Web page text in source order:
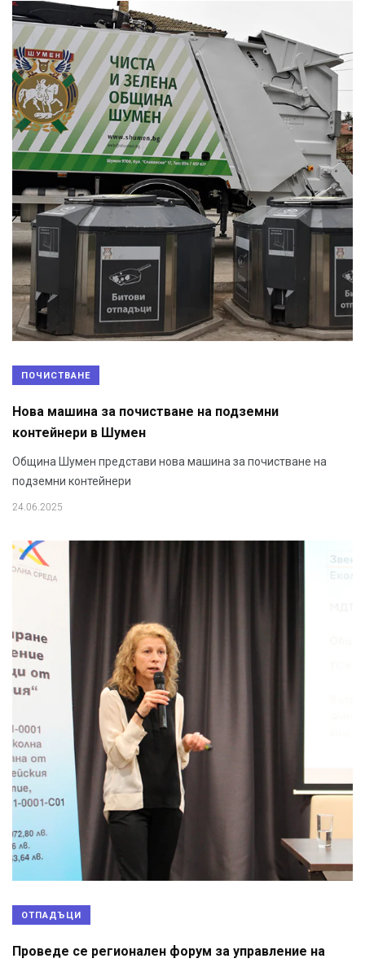
ПОЧИСТВАНЕ
Нова машина за почистване на подземни
контейнери в Шумен
Община Шумен представи нова машина за почистване на
подземни контейнери
24.06.2025
ОТПАДЪЦИ
Проведе се регионален форум за управление на